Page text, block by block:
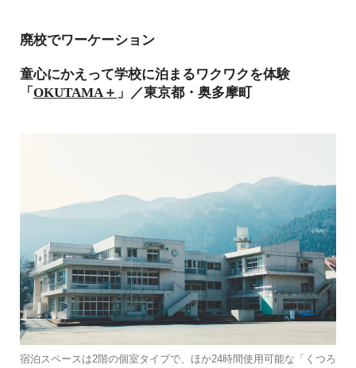
廃校でワーケーション
童心にかえって学校に泊まるワクワクを体験
「 OKUTAMA＋ 」／東京都・奥多摩町
宿泊スペースは2階の個室タイプで、ほか24時間使用可能な「くつろ